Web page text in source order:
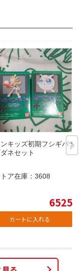
キッズ初期フシギバナ
ネセット
ア在庫： 3608
6525
カートに入れる